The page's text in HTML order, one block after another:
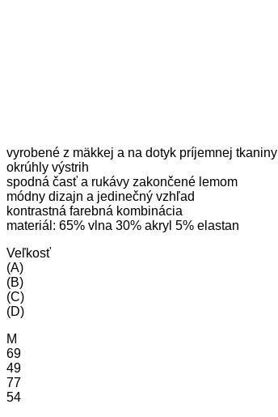
vyrobené z mäkkej a na dotyk príjemnej tkaniny
okrúhly výstrih
spodná časť a rukávy zakončené lemom
módny dizajn a jedinečný vzhľad
kontrastná farebná kombinácia
materiál: 65% vlna 30% akryl 5% elastan
Veľkosť
(A)
(B)
(C)
(D)
M
69
49
77
54